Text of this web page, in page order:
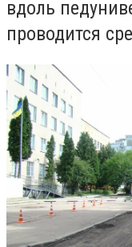
вдоль
проводится